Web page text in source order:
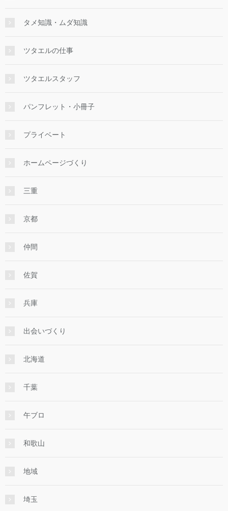
タメ知識・ムダ知識
ツタエルの仕事
ツタエルスタッフ
パンフレット・小冊子
プライベート
ホームページづくり
三重
京都
仲間
佐賀
兵庫
出会いづくり
北海道
千葉
午ブロ
和歌山
地域
埼玉